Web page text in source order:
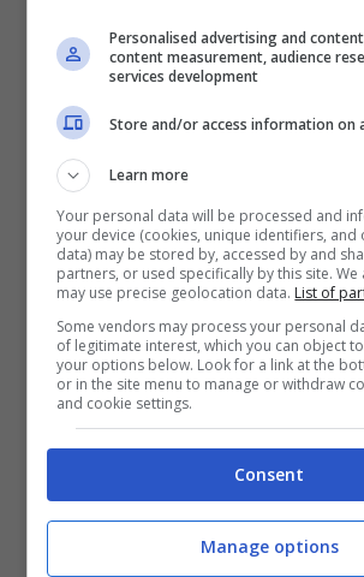
Ovviamente però, la massima
resta l’obiettivo più ambito
buon Mick non fa differenze.
stato licenziato dallaHaas, è
Mercedes con il ruolo di terzo
Toto Wolffche ha fatto una
operazioni di marketing che di
fatto comodo al suo team.
tedesco si apre una nuova
F1, Mick
Personalised advertising and
content measurement, audience
services development
Store and/or access information on
Learn more
Your personal data will be processed and
your device (cookies, unique identifiers, and
data) may be stored by, accessed by and
partners, or used specifically by this site.
may use precise geolocation data. List of
Some vendors may process your personal
of legitimate interest, which you can object
your options below. Look for a link at the
or in the site menu to manage or withdraw
and cookie settings.
Consent
Manage options